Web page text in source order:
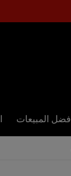
أفضل المبيعات